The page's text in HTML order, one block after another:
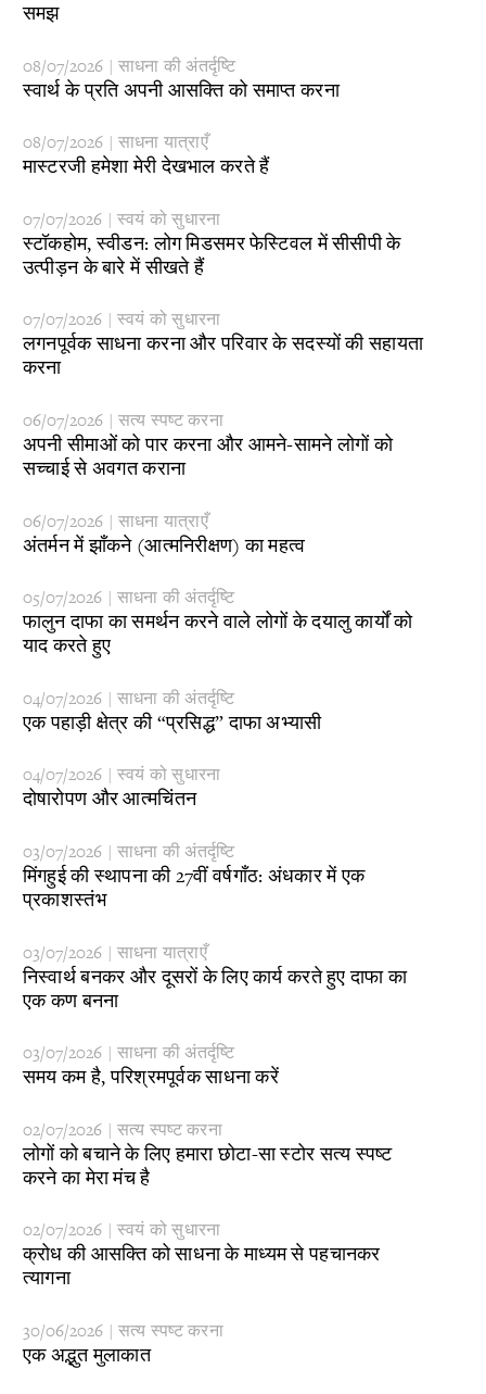
समझ
08/07/2026 | साधना की अंतर्दृष्टि
​स्वार्थ के प्रति अपनी आसक्ति को समाप्त करना
08/07/2026 | साधना यात्राएँ
​मास्टरजी हमेशा मेरी देखभाल करते हैं
07/07/2026 | स्वयं को सुधारना
स्टॉकहोम, स्वीडन: लोग मिडसमर फेस्टिवल में सीसीपी के
उत्पीड़न के बारे में सीखते हैं
07/07/2026 | स्वयं को सुधारना
​लगनपूर्वक साधना करना और परिवार के सदस्यों की सहायता
करना
06/07/2026 | सत्य स्पष्ट करना
​अपनी सीमाओं को पार करना और आमने-सामने लोगों को
सच्चाई से अवगत कराना
06/07/2026 | साधना यात्राएँ
​अंतर्मन में झाँकने (आत्मनिरीक्षण) का महत्व
05/07/2026 | साधना की अंतर्दृष्टि
​फालुन दाफा का समर्थन करने वाले लोगों के दयालु कार्यों को
याद करते हुए
04/07/2026 | साधना की अंतर्दृष्टि
एक पहाड़ी क्षेत्र की “प्रसिद्ध” दाफा अभ्यासी
04/07/2026 | स्वयं को सुधारना
​दोषारोपण और आत्मचिंतन
03/07/2026 | साधना की अंतर्दृष्टि
​मिंगहुई की स्थापना की 27वीं वर्षगाँठ: अंधकार में एक
प्रकाशस्तंभ
03/07/2026 | साधना यात्राएँ
​निस्वार्थ बनकर और दूसरों के लिए कार्य करते हुए दाफा का
एक कण बनना
03/07/2026 | साधना की अंतर्दृष्टि
​समय कम है, परिश्रमपूर्वक साधना करें
02/07/2026 | सत्य स्पष्ट करना
​लोगों को बचाने के लिए हमारा छोटा-सा स्टोर सत्य स्पष्ट
करने का मेरा मंच है
02/07/2026 | स्वयं को सुधारना
​क्रोध की आसक्ति को साधना के माध्यम से पहचानकर
त्यागना
30/06/2026 | सत्य स्पष्ट करना
​एक अद्भुत मुलाकात